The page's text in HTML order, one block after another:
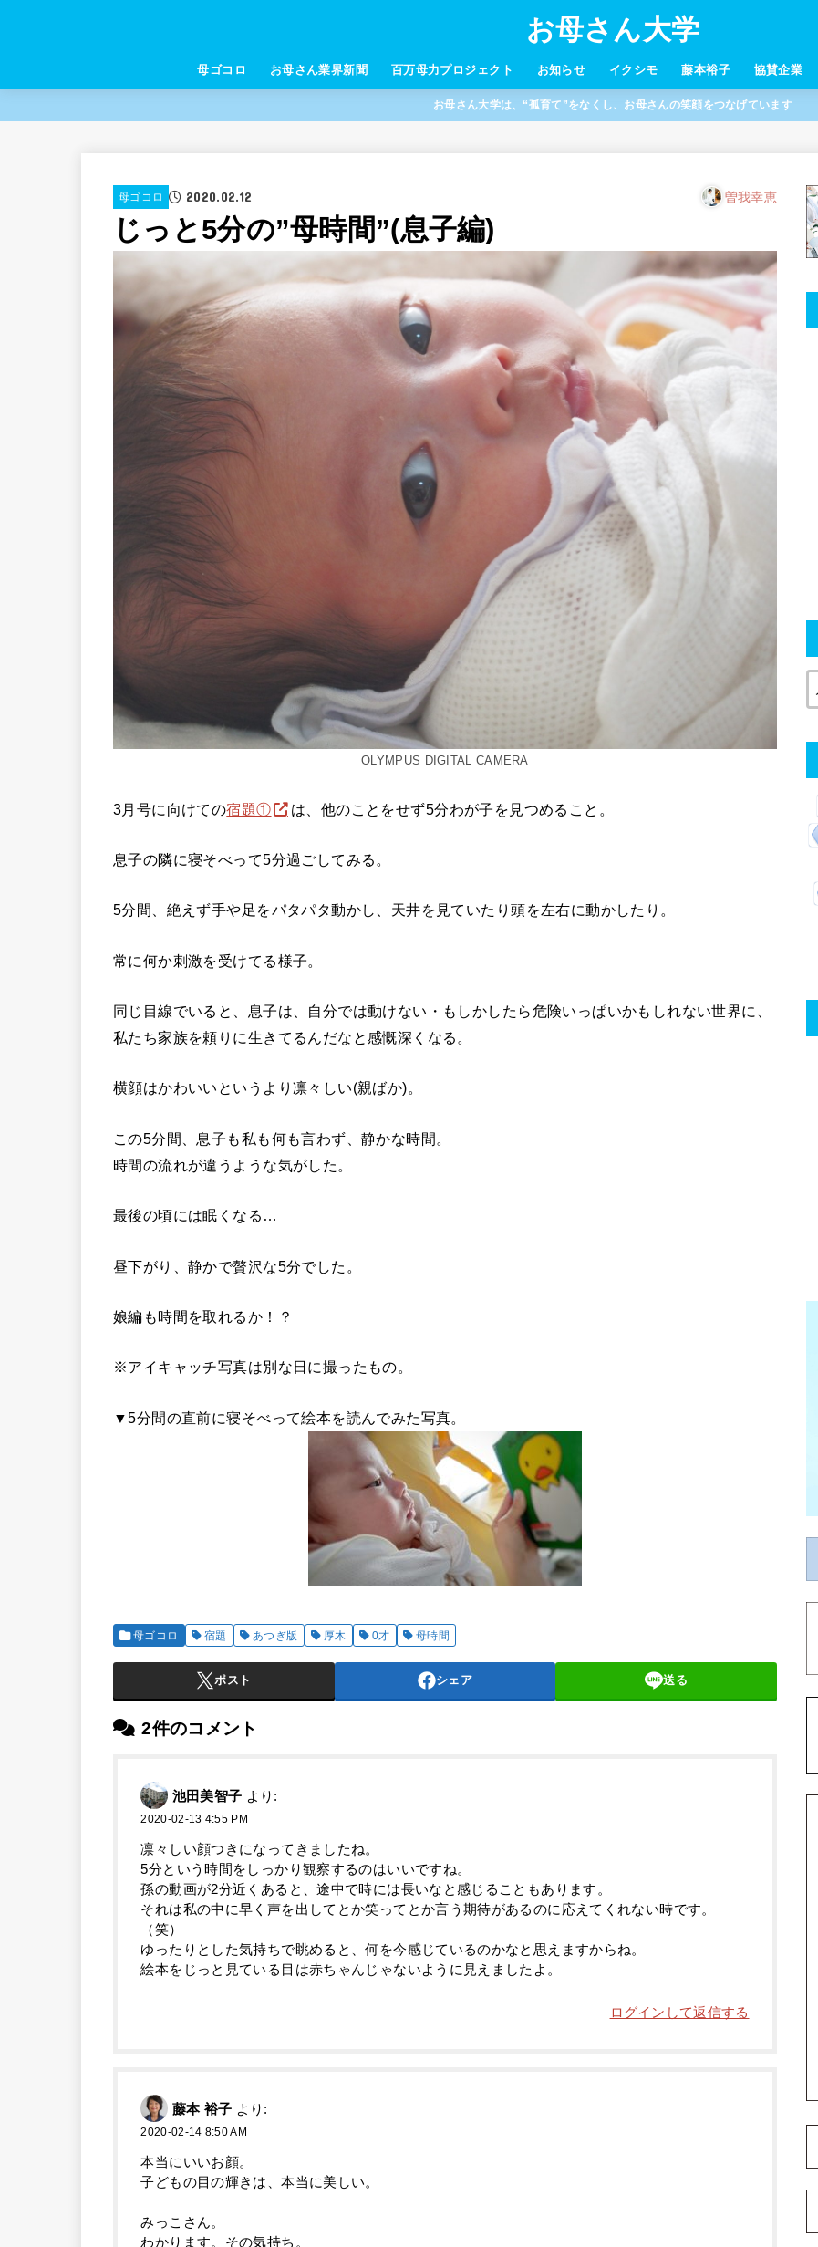
お母さん大学
母ゴコロ お母さん業界新聞 百万母力プロジェクト お知らせ イクシモ 藤本裕子 協賛企業
お母さん大学は、“孤育て”をなくし、お母さんの笑顔をつなげています
母ゴコロ 2020.02.12 曽我幸恵
じっと5分の”母時間”(息子編)
OLYMPUS DIGITAL CAMERA
3月号に向けての宿題① は、他のことをせず5分わが子を見つめること。
息子の隣に寝そべって5分過ごしてみる。
5分間、絶えず手や足をパタパタ動かし、天井を見ていたり頭を左右に動かしたり。
常に何か刺激を受けてる様子。
同じ目線でいると、息子は、自分では動けない・もしかしたら危険いっぱいかもしれない世界に、
私たち家族を頼りに生きてるんだなと感慨深くなる。
横顔はかわいいというより凛々しい(親ばか)。
この5分間、息子も私も何も言わず、静かな時間。
時間の流れが違うような気がした。
最後の頃には眠くなる…
昼下がり、静かで贅沢な5分でした。
娘編も時間を取れるか！？
※アイキャッチ写真は別な日に撮ったもの。
▼5分間の直前に寝そべって絵本を読んでみた写真。
母ゴコロ 宿題 あつぎ版 厚木 0才 母時間
ポスト シェア 送る
2件のコメント
池田美智子 より:
2020-02-13 4:55 PM
凛々しい顔つきになってきましたね。
5分という時間をしっかり観察するのはいいですね。
孫の動画が2分近くあると、途中で時には長いなと感じることもあります。
それは私の中に早く声を出してとか笑ってとか言う期待があるのに応えてくれない時です。
（笑）
ゆったりとした気持ちで眺めると、何を今感じているのかなと思えますからね。
絵本をじっと見ている目は赤ちゃんじゃないように見えましたよ。
ログインして返信する
藤本 裕子 より:
2020-02-14 8:50 AM
本当にいいお顔。
子どもの目の輝きは、本当に美しい。
みっこさん。
わかります。その気持ち。